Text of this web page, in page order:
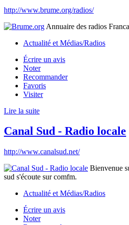
http://www.brume.org/radios/
Annuaire des radios
Actualité et Médias/Radios
Écrire un avis
Noter
Recommander
Favoris
Visiter
Lire la suite
Canal Sud - Radio locale
http://www.canalsud.net/
Bienvenue
sud s'écoute sur comfm.
Actualité et Médias/Radios
Écrire un avis
Noter